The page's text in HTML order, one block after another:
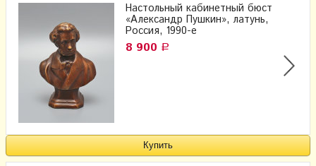
Настольный кабинетный бюст
«Александр Пушкин», латунь,
Россия, 1990-е
8 900 Р